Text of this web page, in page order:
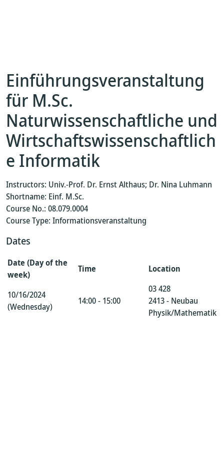
Einführungsveranstaltung
für M.Sc.
Naturwissenschaftliche und
Wirtschaftswissenschaftlich
e Informatik
Instructors: Univ.-Prof. Dr. Ernst Althaus; Dr. Nina Luhmann
Shortname: Einf. M.Sc.
Course No.: 08.079.0004
Course Type: Informationsveranstaltung
Dates
Date (Day of the
week)
Time Location
10/16/2024
(Wednesday)
14:00 - 15:00
03 428
2413 - Neubau
Physik/Mathematik